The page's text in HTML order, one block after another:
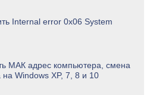
Internal error 0x06 System
МАК адрес компьютера, смена
на Windows XP, 7, 8 и 10